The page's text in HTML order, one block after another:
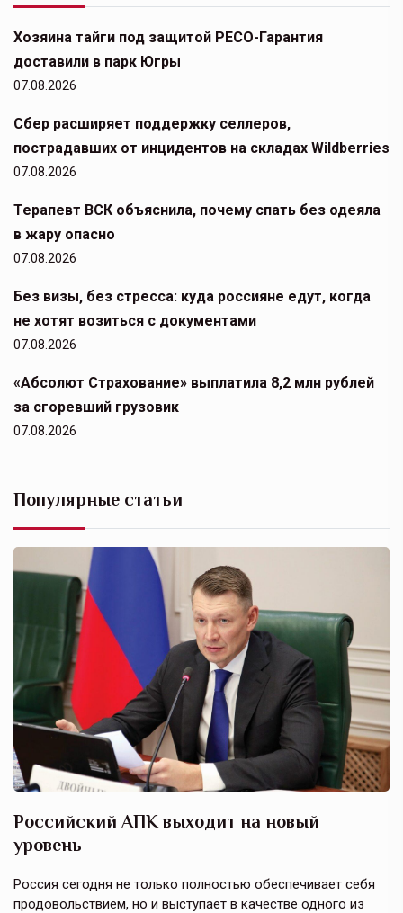
Хозяина тайги под защитой РЕСО-Гарантия
доставили в парк Югры
07.08.2026
Сбер расширяет поддержку селлеров,
пострадавших от инцидентов на складах Wildberries
07.08.2026
Терапевт ВСК объяснила, почему спать без одеяла
в жару опасно
07.08.2026
Без визы, без стресса: куда россияне едут, когда
не хотят возиться с документами
07.08.2026
«Абсолют Страхование» выплатила 8,2 млн рублей
за сгоревший грузовик
07.08.2026
Популярные статьи
Российский АПК выходит на новый
уровень
Россия сегодня не только полностью обеспечивает себя
продовольствием, но и выступает в качестве одного из